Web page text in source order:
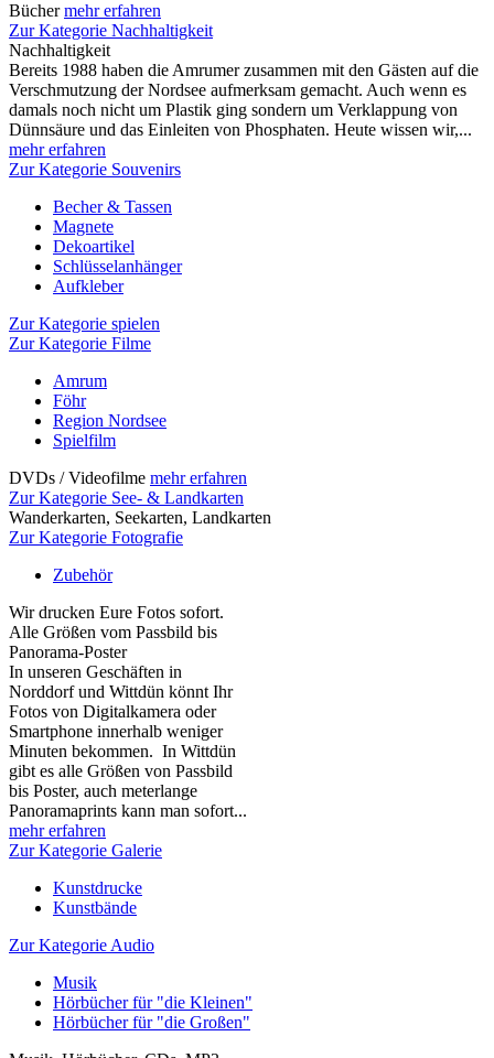
Büchermehr erfahren
Zur Kategorie Nachhaltigkeit
Nachhaltigkeit
Bereits 1988 haben die Amrumer zusammen mit den Gästen auf die
Verschmutzung der Nordsee aufmerksam gemacht. Auch wenn es
damals noch nicht um Plastik ging sondern um Verklappung von
Dünnsäure und das Einleiten von Phosphaten. Heute wissen wir,...
mehr erfahren
Zur Kategorie Souvenirs
Becher & Tassen
Magnete
Dekoartikel
Schlüsselanhänger
Aufkleber
Zur Kategorie spielen
Zur Kategorie Filme
Amrum
Föhr
Region Nordsee
Spielfilm
DVDs / Videofilme mehr erfahren
Zur Kategorie See- & Landkarten
Wanderkarten, Seekarten, Landkarten
Zur Kategorie Fotografie
Zubehör
Wir drucken Eure Fotos sofort.
Alle Größen vom Passbild bis
Panorama-Poster
In unseren Geschäften in
Norddorf und Wittdün könnt Ihr
Fotos von Digitalkamera oder
Smartphone innerhalb weniger
Minuten bekommen. In Wittdün
gibt es alle Größen von Passbild
bis Poster, auch meterlange
Panoramaprints kann man sofort...
mehr erfahren
Zur Kategorie Galerie
Kunstdrucke
Kunstbände
Zur Kategorie Audio
Musik
Hörbücher für "die Kleinen"
Hörbücher für "die Großen"